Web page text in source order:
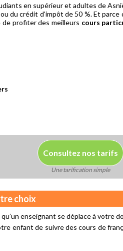
en supérieur et adultes de
du crédit d'impôt de 50 %. Et parce
de profiter des meilleurs cours
Consultez nos tarifs
Une tarification simple
choix
enseignant se déplace à votre
enfant de suivre des cours de